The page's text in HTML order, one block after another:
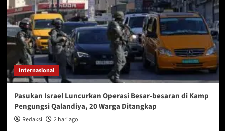
Internasional
Pasukan Israel Luncurkan Operasi Besar-besaran di Kamp
Pengungsi Qalandiya, 20 Warga Ditangkap
Redaksi 2 hari ago